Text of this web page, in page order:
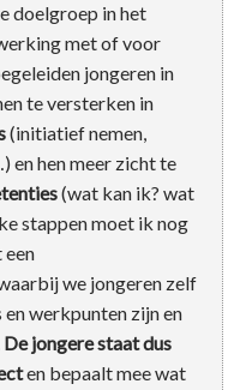
doelgroep in het
met of voor
jongeren in
te versterken in
(initiatief nemen,
en hen meer zicht te
(wat kan ik? wat
stappen moet ik nog
een
we jongeren zelf
werkpunten zijn en
De jongere staat dus
en bepaalt mee wat